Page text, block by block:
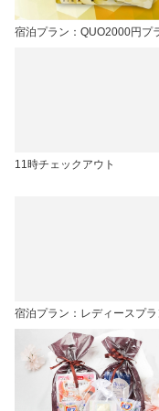
宿泊プラン：QUO2000円プ
11時チェックアウト
宿泊プラン：レディースプラ